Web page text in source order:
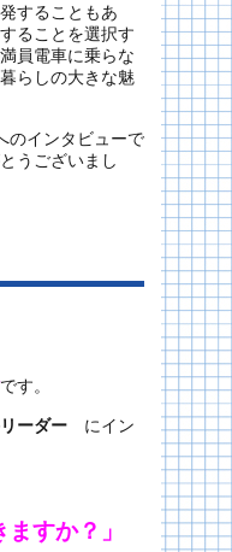
することもあ
ることを選択す
員電車に乗らな
らしの大きな魅
のインタビューで
うございまし
です。
ーダー にイン
すか？」